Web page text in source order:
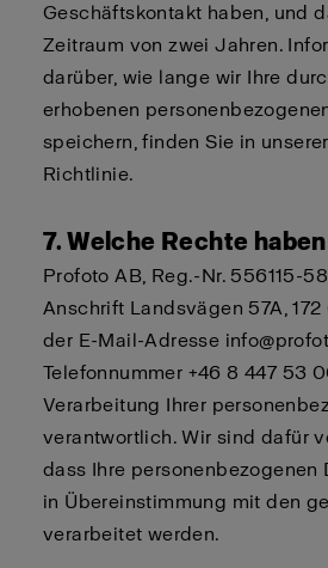
Geschäftskontakt haben, und
Zeitraum von zwei Jahren.
darüber, wie lange wir Ihre
erhobenen
speichern, finden Sie in
Richtlinie.
7. Welche Rechte
Profoto AB, Reg.-Nr. 556115-
Anschrift Landsvägen 57A,
der E-Mail-Adresse
Telefonnummer +46 8 447 53
Verarbeitung Ihrer
verantwortlich. Wir sind dafür
dass Ihre personenbezogenen
in Übereinstimmung mit den
verarbeitet werden.